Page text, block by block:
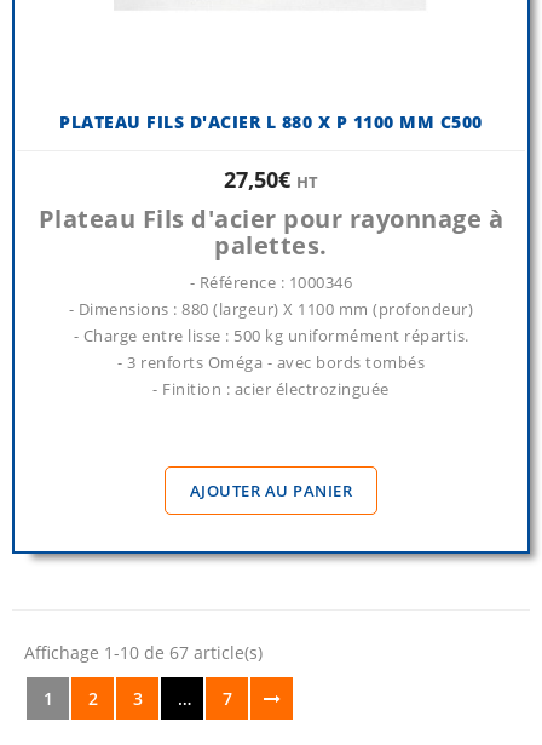
PLATEAU FILS D'ACIER L 880 X P 1100 MM C500
27,50€ HT
Plateau Fils d'acier pour rayonnage à
palettes.
- Référence : 1000346
- Dimensions : 880 (largeur) X 1100 mm (profondeur)
- Charge entre lisse : 500 kg uniformément répartis.
- 3 renforts Oméga - avec bords tombés
- Finition : acier électrozinguée
AJOUTER AU PANIER
Affichage 1-10 de 67 article(s)
1
2 3 … 7